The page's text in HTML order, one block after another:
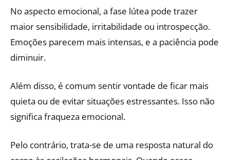
No aspecto emocional, a fase lútea pode trazer
maior sensibilidade, irritabilidade ou introspecção.
Emoções parecem mais intensas, e a paciência pode
diminuir.
Além disso, é comum sentir vontade de ficar mais
quieta ou de evitar situações estressantes. Isso não
significa fraqueza emocional.
Pelo contrário, trata-se de uma resposta natural do